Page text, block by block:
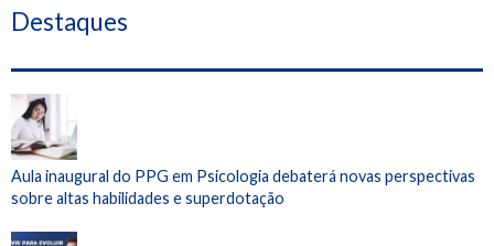
Destaques
Aula inaugural do PPG em Psicologia debaterá novas perspectivas
sobre altas habilidades e superdotação